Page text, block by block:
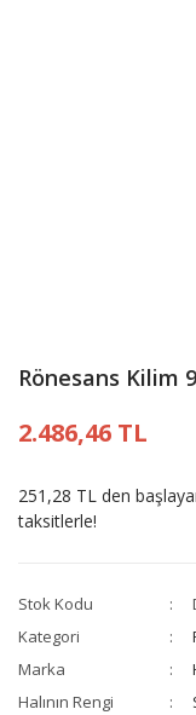
Rönesans Kilim
2.486,46 TL
251,28 TL den
taksitlerle!
Stok Kodu
Kategori
Marka
Halının Rengi